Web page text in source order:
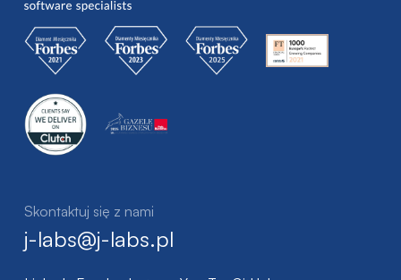
Skontaktuj się z nami
j-labs@j-labs.pl